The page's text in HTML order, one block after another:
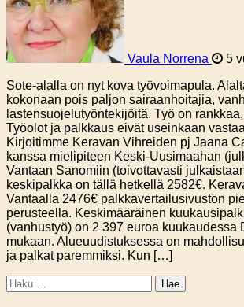
Vaula Norrena
5
Sote-alalla on nyt kova työvoimapula.
kokonaan pois paljon sairaanhoitajia,
lastensuojelutyöntekijöitä. Työ on
Työolot ja palkkaus eivät useinkaan
Kirjoitimme Keravan Vihreiden pj Jaana
kanssa mielipiteen Keski-Uusimaahan
Vantaan Sanomiin (toivottavasti
keskipalkka on tällä hetkellä 2582€.
Vantaalla 2476€ palkkavertailusivuston
perusteella. Keskimääräinen
(vanhustyö) on 2 397 euroa kuukaudessa
mukaan. Alueuudistuksessa on
ja palkat paremmiksi. Kun […]
Haku: